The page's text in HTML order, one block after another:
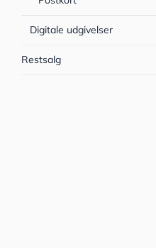
Digitale udgivelser
Restsalg